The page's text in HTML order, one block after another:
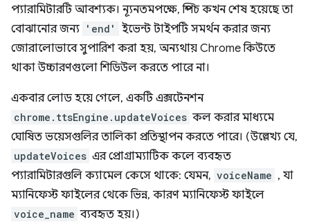
প্যারামিটারটি আবশ্যক। ন্যূনতমপক্ষে, স্পিচ কখন শেষ হয়েছে তা
বোঝানোর জন্য 'end'
ইভেন্ট টাইপটি সমর্থন করার জন্য
জোরালোভাবে সুপারিশ করা হয়, অন্যথায় Chrome কিউতে
থাকা উচ্চারণগুলো শিডিউল করতে পারে না।
একবার লোড হয়ে গেলে, একটি এক্সটেনশন
chrome.ttsEngine.updateVoices কল করার মাধ্যমে
ঘোষিত ভয়েসগুলির তালিকা প্রতিস্থাপন করতে পারে। (উল্লেখ্য যে,
updateVoices এর প্রোগ্রাম্যাটিক কলে ব্যবহৃত
প্যারামিটারগুলি ক্যামেল কেসে থাকে: যেমন, voiceName , যা
ম্যানিফেস্ট ফাইলের থেকে ভিন্ন, কারণ ম্যানিফেস্ট ফাইলে
voice_name ব্যবহৃত হয়।)